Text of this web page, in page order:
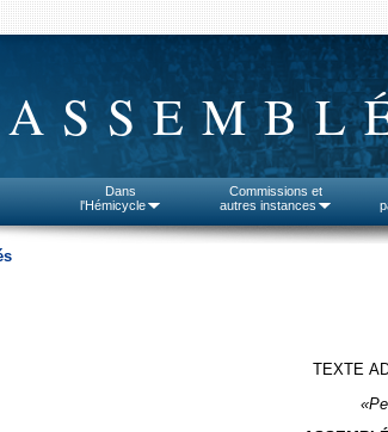
Dans
l'Hémicycle
Commissions et
autres instances
TEXTE